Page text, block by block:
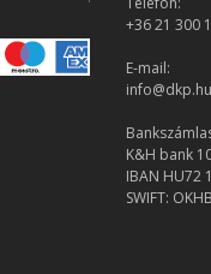
+36 21 300
E-mail:
info@dkp.hu
K&H bank
IBAN HU72
SWIFT: